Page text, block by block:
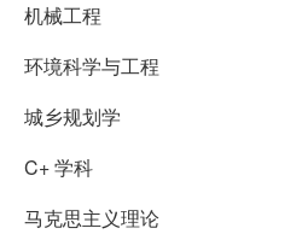
机械工程
环境科学与工程
城乡规划学
C+ 学科
马克思主义理论